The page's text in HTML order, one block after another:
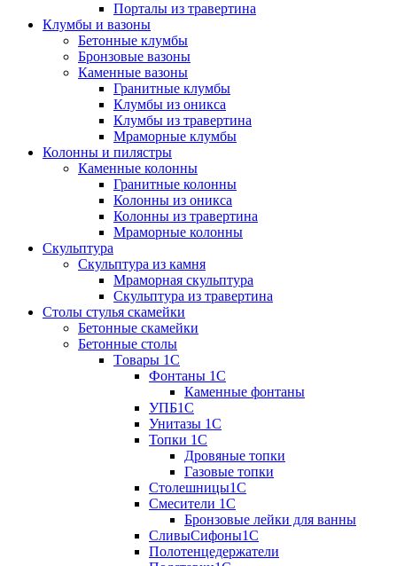
Порталы из травертина
Клумбы и вазоны
Бетонные клумбы
Бронзовые вазоны
Каменные вазоны
Гранитные клумбы
Клумбы из оникса
Клумбы из травертина
Мраморные клумбы
Колонны и пилястры
Каменные колонны
Гранитные колонны
Колонны из оникса
Колонны из травертина
Мраморные колонны
Скульптура
Скульптура из камня
Мраморная скульптура
Скульптура из травертина
Столы стулья скамейки
Бетонные скамейки
Бетонные столы
Tовары 1C
Фонтаны 1C
Каменные фонтаны
УПБ1С
Унитазы 1С
Топки 1С
Дровяные топки
Газовые топки
Столешницы1С
Смесители 1С
Бронзовые лейки для ванны
СливыСифоны1С
Полотенцедержатели